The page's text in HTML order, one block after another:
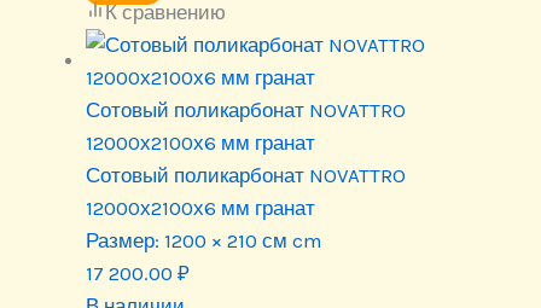
К сравнению
Сотовый поликарбонат NOVATTRO
12000х2100х6 мм гранат
Сотовый поликарбонат NOVATTRO
12000х2100х6 мм гранат
Размер: 1200 × 210 см cm
17 200.00 ₽